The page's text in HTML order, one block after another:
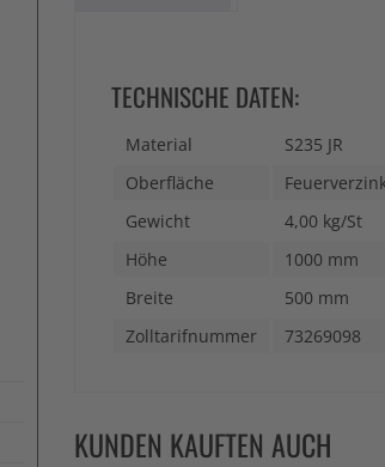
TECHNISCHE DATEN:
Material
S235 JR
Oberfläche
Gewicht
4,00 kg/St
Höhe
1000 mm
Breite
500 mm
Zolltarifnummer
73269098
KUNDEN KAUFTEN AUCH